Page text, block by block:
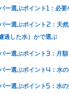
ー選ぶポイント1：必
ー選ぶポイント2：天
過した水）かで選ぶ
ー選ぶポイント3：月
ー選ぶポイント4：水
ー選ぶポイント5：水